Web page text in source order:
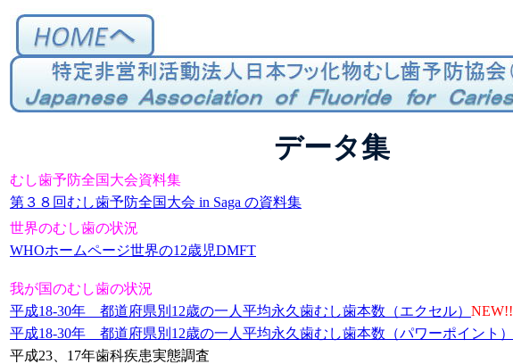
データ集
むし歯予防全国大会資料集
第３８回むし歯予防全国大会 in Saga の資料集
世界のむし歯の状況
WHOホームページ世界の12歳児DMFT
我が国のむし歯の状況
平成18-30年 都道府県別12歳の一人平均永久歯むし歯本数（エクセル） NEW!!
平成18-30年 都道府県別12歳の一人平均永久歯むし歯本数（パワーポイント）
平成23、17年歯科疾患実態調査